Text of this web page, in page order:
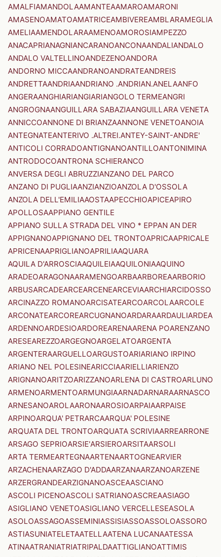
AMALFIAMANDOLAAMANTEAAMAROAMARONI
AMASENOAMATOAMATRICEAMBIVEREAMBLARAMEGLIA
AMELIAAMENDOLARAAMENOAMOROSIAMPEZZO
ANACAPRIANAGNIANCARANOANCONAANDALIANDALO
ANDALO VALTELLINOANDEZENOANDORA
ANDORNO MICCAANDRANOANDRATEANDREIS
ANDRETTAANDRIAANDRIANO .ANDRIAN.ANELAANFO
ANGERAANGHIARIANGIARIANGOLO TERMEANGRI
ANGROGNAANGUILLARA SABAZIAANGUILLARA VENETA
ANNICCOANNONE DI BRIANZAANNONE VENETOANOIA
ANTEGNATEANTERIVO .ALTREI.ANTEY-SAINT-ANDRE'
ANTICOLI CORRADOANTIGNANOANTILLOANTONIMINA
ANTRODOCOANTRONA SCHIERANCO
ANVERSA DEGLI ABRUZZIANZANO DEL PARCO
ANZANO DI PUGLIAANZIANZIOANZOLA D'OSSOLA
ANZOLA DELL'EMILIAAOSTAAPECCHIOAPICEAPIRO
APOLLOSAAPPIANO GENTILE
APPIANO SULLA STRADA DEL VINO * EPPAN AN DER
APPIGNANOAPPIGNANO DEL TRONTOAPRICAAPRICALE
APRICENAAPRIGLIANOAPRILIAAQUARA
AQUILA D'ARROSCIAAQUILEIAAQUILONIAAQUINO
ARADEOARAGONAARAMENGOARBAARBOREAARBORIO
ARBUSARCADEARCEARCENEARCEVIAARCHIARCIDOSSO
ARCINAZZO ROMANOARCISATEARCOARCOLAARCOLE
ARCONATEARCOREARCUGNANOARDARAARDAULIARDEA
ARDENNOARDESIOARDOREARENAARENA POARENZANO
ARESEAREZZOARGEGNOARGELATOARGENTA
ARGENTERAARGUELLOARGUSTOARIARIANO IRPINO
ARIANO NEL POLESINEARICCIAARIELLIARIENZO
ARIGNANOARITZOARIZZANOARLENA DI CASTROARLUNO
ARMENOARMENTOARMUNGIAARNADARNARAARNASCO
ARNESANOAROLAARONAAROSIOARPAIAARPAISE
ARPINOARQUA' PETRARCAARQUA' POLESINE
ARQUATA DEL TRONTOARQUATA SCRIVIAARREARRONE
ARSAGO SEPRIOARSIE'ARSIEROARSITAARSOLI
ARTA TERMEARTEGNAARTENAARTOGNEARVIER
ARZACHENAARZAGO D'ADDAARZANAARZANOARZENE
ARZERGRANDEARZIGNANOASCEAASCIANO
ASCOLI PICENOASCOLI SATRIANOASCREAASIAGO
ASIGLIANO VENETOASIGLIANO VERCELLESEASOLA
ASOLOASSAGOASSEMINIASSISIASSOASSOLOASSORO
ASTIASUNIATELETAATELLAATENA LUCANAATESSA
ATINAATRANIATRIATRIPALDAATTIGLIANOATTIMIS